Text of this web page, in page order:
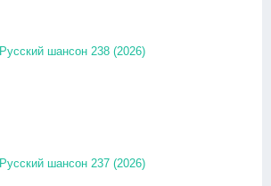
Русский шансон 238 (2026)
Русский шансон 237 (2026)